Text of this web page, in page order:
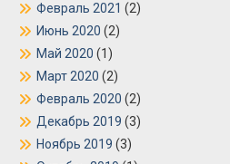
Февраль 2021 (2)
Июнь 2020 (2)
Май 2020 (1)
Март 2020 (2)
Февраль 2020 (2)
Декабрь 2019 (3)
Ноябрь 2019 (3)